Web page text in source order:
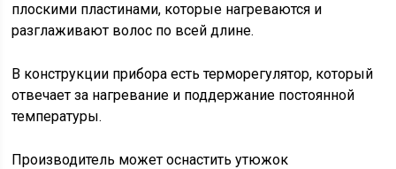
плоскими пластинами, которые нагреваются и
разглаживают волос по всей длине.
В конструкции прибора есть терморегулятор, который
отвечает за нагревание и поддержание постоянной
температуры.
Производитель может оснастить утюжок